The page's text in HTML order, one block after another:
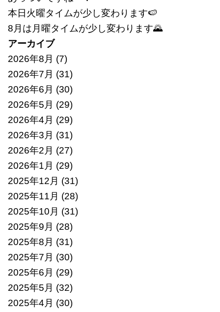
本日火曜タイムが少し変わります🍉
8月は月曜タイムが少し変わります🌄
アーカイブ
2026年8月 (7)
2026年7月 (31)
2026年6月 (30)
2026年5月 (29)
2026年4月 (29)
2026年3月 (31)
2026年2月 (27)
2026年1月 (29)
2025年12月 (31)
2025年11月 (28)
2025年10月 (31)
2025年9月 (28)
2025年8月 (31)
2025年7月 (30)
2025年6月 (29)
2025年5月 (32)
2025年4月 (30)